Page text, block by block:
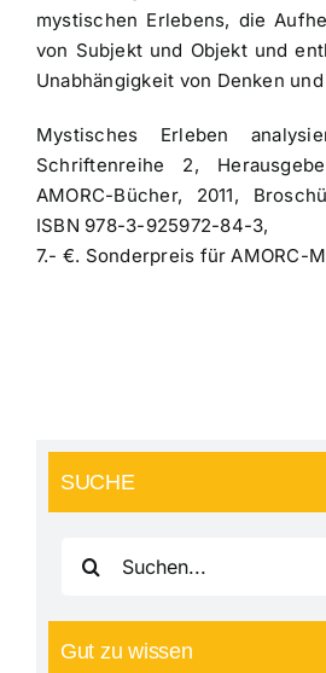
mystischen Erlebens, die
von Subjekt und Objekt und
Unabhängigkeit von Denken
Mystisches Erleben
Schriftenreihe 2,
AMORC-Bücher, 2011,
ISBN 978-3-925972-84-3,
7.- €. Sonderpreis für AMORC-
SUCHE
nach:
Gut zu wissen